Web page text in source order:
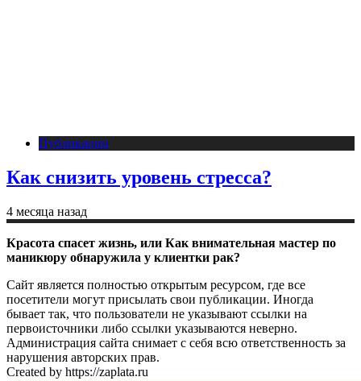
Публикации
Как снизить уровень стресса?
4 месяца назад
Красота спасет жизнь, или Как внимательная мастер по
маникюру обнаружила у клиентки рак?
Сайт является полностью открытым ресурсом, где все
посетители могут присылать свои публикации. Иногда
бывает так, что пользователи не указывают ссылки на
первоисточники либо ссылки указываются неверно.
Администрация сайта снимает с себя всю ответственность за
нарушения авторских прав.
Created by https://zaplata.ru